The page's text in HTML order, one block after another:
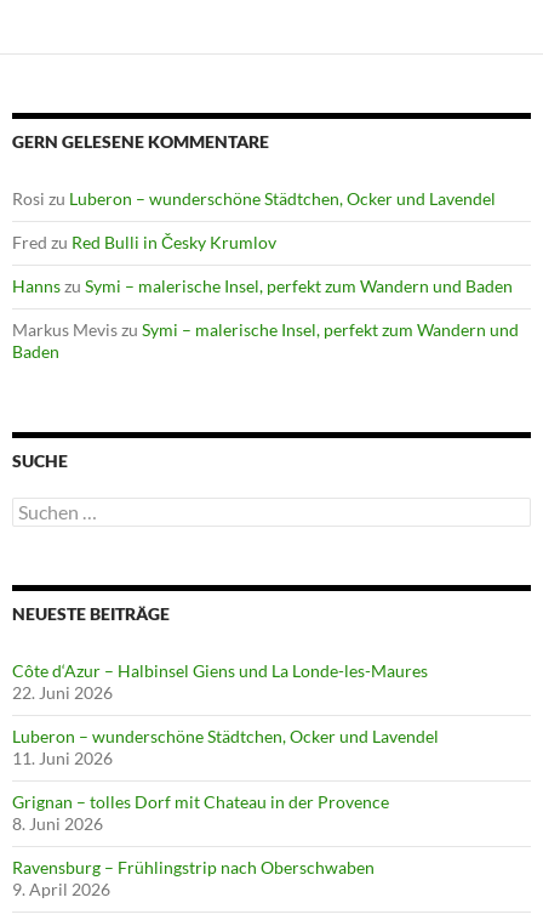
GERN GELESENE KOMMENTARE
Rosi zu Luberon – wunderschöne Städtchen, Ocker und Lavendel
Fred zu Red Bulli in Česky Krumlov
Hannszu Symi – malerische Insel, perfekt zum Wandern und Baden
Markus Meviszu Symi – malerische Insel, perfekt zum Wandern und
Baden
SUCHE
Suchen
nach:
NEUESTE BEITRÄGE
Côte d‘Azur – Halbinsel Giens und La Londe-les-Maures
22. Juni 2026
Luberon – wunderschöne Städtchen, Ocker und Lavendel
11. Juni 2026
Grignan – tolles Dorf mit Chateau in der Provence
8. Juni 2026
Ravensburg – Frühlingstrip nach Oberschwaben
9. April 2026